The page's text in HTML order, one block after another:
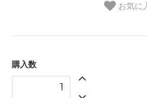
お気に
購入数